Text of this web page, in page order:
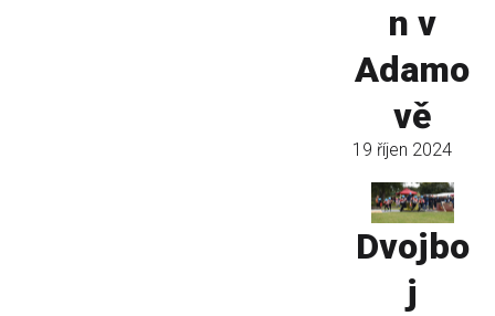
n v
Adamo
vě
19 říjen 2024
Dvojbo
j